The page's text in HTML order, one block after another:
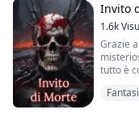
ha
«E se il
La mia
Violet.
Invito
1.6k
Grazie
tutto è
una